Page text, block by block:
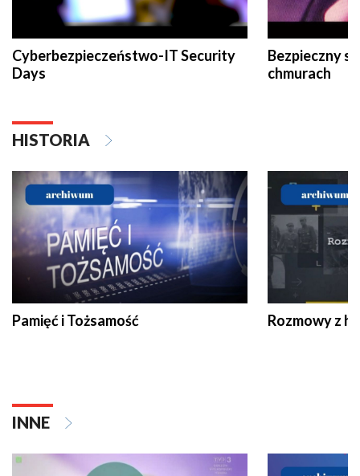
Cyberbezpieczeństwo-IT Security
Days
Bezpieczny
chmurach
HISTORIA
Pamięć i Tożsamość Rozmowy z
INNE